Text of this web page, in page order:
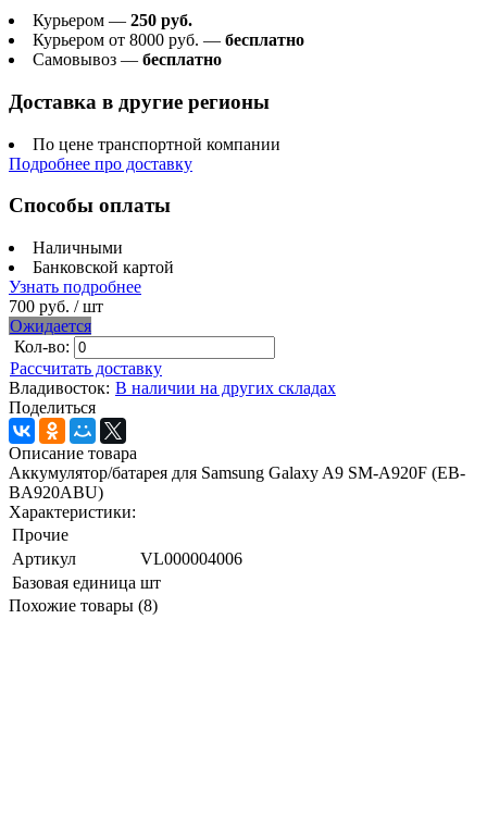
Курьером — 250 руб.
Курьером от 8000 руб. — бесплатно
Самовывоз — бесплатно
Доставка в другие регионы
По цене транспортной компании
Подробнее про доставку
Способы оплаты
Наличными
Банковской картой
Узнать подробнее
700 руб. / шт
Ожидается
Кол-во:
Рассчитать доставку
Владивосток: В наличии на других складах
Поделиться
Описание товара
Аккумулятор/батарея для Samsung Galaxy A9 SM-A920F (EB-
BA920ABU)
Характеристики:
Прочие
Артикул
VL000004006
Базовая единица шт
Похожие товары (8)